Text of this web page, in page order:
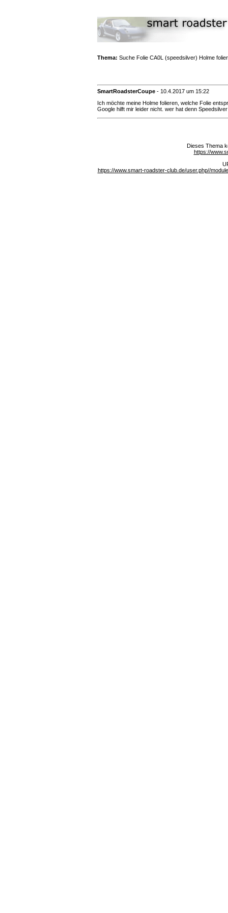
Thema: Suche Folie CA0L (speedsilver) Holme
SmartRoadsterCoupe - 10.4.2017 um 15:22
Ich möchte meine Holme folieren, welche Folie
Google hilft mir leider nicht. wer hat denn
Dieses Thema
https://
https://www.smart-roadster-club.de/user.php//